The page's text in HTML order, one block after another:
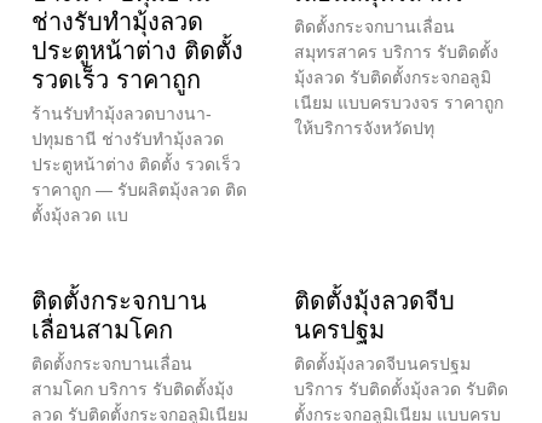
ช่างรับทำมุ้งลวด
ประตูหน้าต่าง ติดตั้ง
รวดเร็ว ราคาถูก
ร้านรับทำมุ้งลวดบางนา-
ปทุมธานี ช่างรับทำมุ้งลวด
ประตูหน้าต่าง ติดตั้ง รวดเร็ว
ราคาถูก — รับผลิตมุ้งลวด ติด
ตั้งมุ้งลวด แบ
ติดตั้งกระจกบานเลื่อน
สมุทรสาคร บริการ รับติดตั้ง
มุ้งลวด รับติดตั้งกระจกอลูมิ
เนียม แบบครบวงจร ราคาถูก
ให้บริการจังหวัดปทุ
ติดตั้งกระจกบาน
เลื่อนสามโคก
ติดตั้งกระจกบานเลื่อน
สามโคก บริการ รับติดตั้งมุ้ง
ลวด รับติดตั้งกระจกอลูมิเนียม
ติดตั้งมุ้งลวดจีบ
นครปฐม
ติดตั้งมุ้งลวดจีบนครปฐม
บริการ รับติดตั้งมุ้งลวด รับติด
ตั้งกระจกอลูมิเนียม แบบครบ